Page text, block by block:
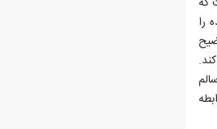
را